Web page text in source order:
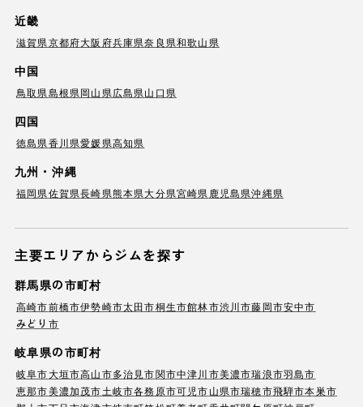
近畿
滋賀県京都府大阪府兵庫県奈良県和歌山県
中国
鳥取県島根県岡山県広島県山口県
四国
徳島県香川県愛媛県高知県
九州・沖縄
福岡県佐賀県長崎県熊本県大分県宮崎県鹿児島県沖縄県
主要エリアからジムを探す
群馬県の市町村
高崎市前橋市伊勢崎市太田市桐生市館林市渋川市藤岡市安中市
みどり市
岐阜県の市町村
岐阜市大垣市高山市多治見市関市中津川市美濃市瑞浪市羽島市
恵那市美濃加茂市土岐市各務原市可児市山県市瑞穂市飛騨市本巣市